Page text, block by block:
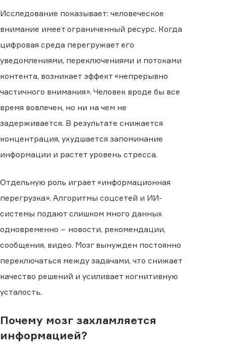
Исследование показывает: человеческое
внимание имеет ограниченный ресурс. Когда
цифровая среда перегружает его
уведомлениями, переключениями и потоками
контента, возникает эффект «непрерывно
частичного внимания». Человек вроде бы все
время вовлечен, но ни на чем не
задерживается. В результате снижается
концентрация, ухудшается запоминание
информации и растет уровень стресса.
Отдельную роль играет «информационная
перегрузка». Алгоритмы соцсетей и ИИ-
системы подают слишком много данных
одновременно − новости, рекомендации,
сообщения, видео. Мозг вынужден постоянно
переключаться между задачами, что снижает
качество решений и усиливает когнитивную
усталость.
Почему мозг захламляется
информацией?